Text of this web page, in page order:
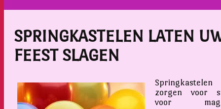
SPRINGKASTELEN LATEN
FEEST SLAGEN
Springkastelen
zorgen voor
voor